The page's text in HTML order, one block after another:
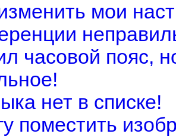
мои
часовой пояс,
нет в списке!
поместить